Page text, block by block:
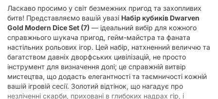
Ласкаво просимо у світ безмежних пригод та захопливих
битв! Представляємо вашій увазі Набір кубиків Dwarven
Gold Modern Dice Set (7) — ідеальний вибір для кожного
справжнього шукача пригод, гейм-майстра та фаната
настільних рольових ігор. Цей набір, натхненний величчю та
багатством давніх дворфських цивілізацій, не просто
інструмент для визначення долі; це справжній витвір
мистецтва, що додасть елегантності та таємничості кожній
вашій ігровій сесії. Золотий відтінок, що нагадує про
незліченні скарби, приховані в глибоких надрах гір, і